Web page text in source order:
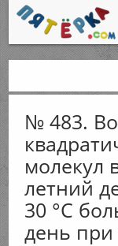
№ 483. Во
молекул
летний
30 °С
день при